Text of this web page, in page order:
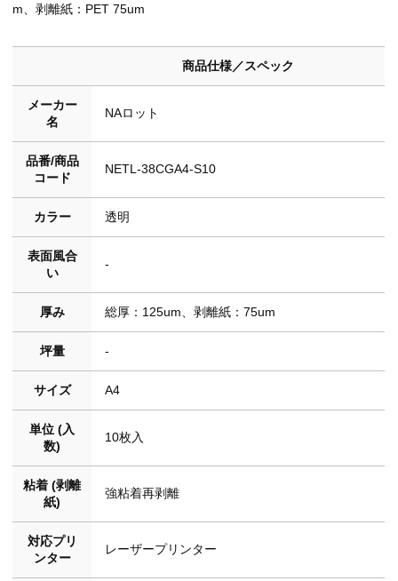
m、剥離紙：PET 75um
商品仕様／スペック
メーカー
名
NAロット
品番/商品
コード
NETL-38CGA4-S10
カラー 透明
表面風合
い
-
厚み 総厚：125um、剥離紙：75um
坪量 -
サイズ A4
単位 (入
数)
10枚入
粘着 (剥離
紙)
強粘着再剥離
対応プリ
ンター
レーザープリンター